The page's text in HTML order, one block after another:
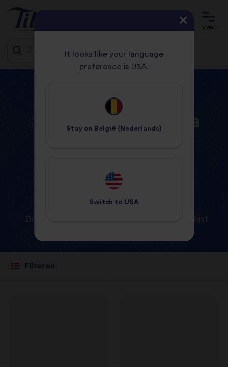
Menu
Producten van Tilda
Dry Rice Droge Rijst
Filteren
It looks like your language
preference is USA.
Stay on België (Nederlands)
Switch to USA